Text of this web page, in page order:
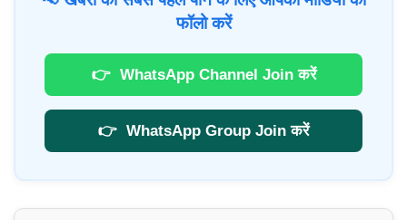
फॉलो करें
👉 WhatsApp Channel Join करें
👉 WhatsApp Group Join करें